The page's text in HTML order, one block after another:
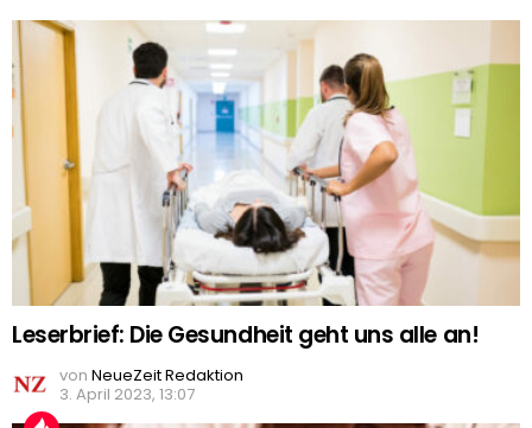
Leserbrief: Die Gesundheit geht uns alle an!
von NeueZeit Redaktion
3. April 2023, 13:07